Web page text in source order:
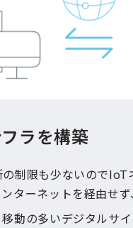
ラを構築
制限も少ないので
ターネットを経由せず
動の多いデジタルサ